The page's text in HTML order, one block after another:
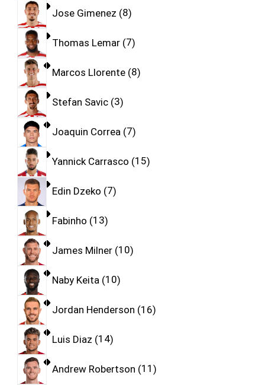
Jose Gimenez 8
Thomas Lemar 7
Marcos Llorente 8
Stefan Savic 3
Joaquin Correa 7
Yannick Carrasco 15
Edin Dzeko 7
Fabinho 13
James Milner 10
Naby Keita 10
Jordan Henderson 16
Luis Diaz 14
Andrew Robertson 11